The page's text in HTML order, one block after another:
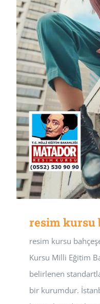
resim kursu
resim kursu
Kursu Milli Eğitim
belirlenen
bir kurumdur.